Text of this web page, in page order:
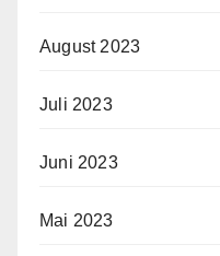
August 2023
Juli 2023
Juni 2023
Mai 2023